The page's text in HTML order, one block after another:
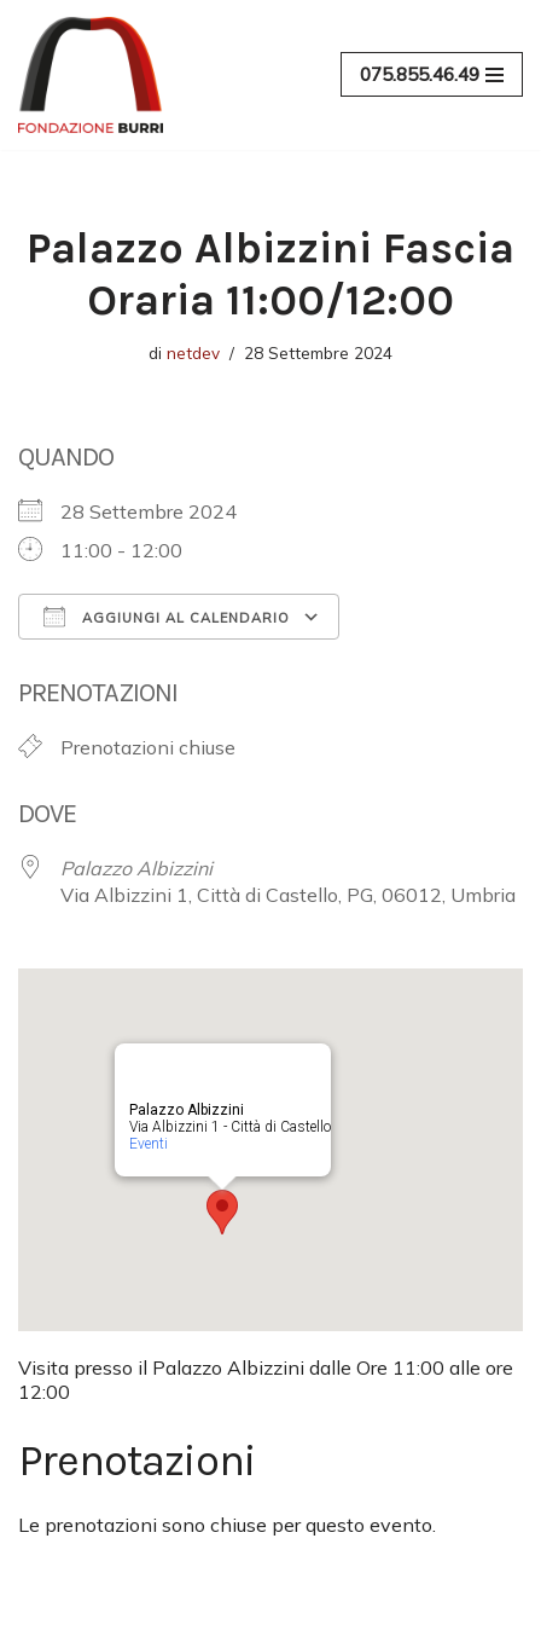
Vai
al
contenuto
075.855.46.49
Palazzo Albizzini Fascia
Oraria 11:00/12:00
di netdev 28 Settembre 2024
QUANDO
28 Settembre 2024
11:00 - 12:00
AGGIUNGI AL CALENDARIO
PRENOTAZIONI
Prenotazioni chiuse
DOVE
Palazzo Albizzini
Via Albizzini 1, Città di Castello, PG, 06012, Umbria
Palazzo Albizzini
Via Albizzini 1 - Città di Castello
Eventi
Visita presso il Palazzo Albizzini dalle Ore 11:00 alle ore
12:00
Prenotazioni
Le prenotazioni sono chiuse per questo evento.